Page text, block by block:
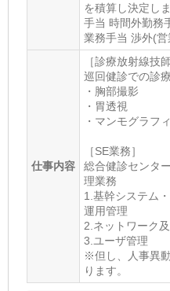
を積算し決定し
手当 時間外勤務
業務手当 渉外(
仕事内容
［診療放射線技
巡回健診での診
・胸部撮影
・胃透視
・マンモグラフ
［SE業務］
総合健診センタ
理業務
1.基幹システム
運用管理
2.ネットワーク
3.ユーザ管理
※但し、人事異
ります。